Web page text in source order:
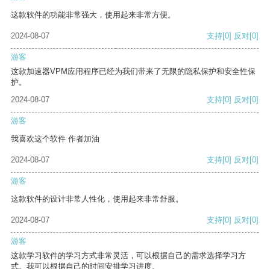
这款软件的功能非常强大，使用起来非常方便。
2024-08-07 支持[0] 反对[0]
游客
这款加速器VPM应用程序已经为我们带来了无限的隐私保护和安全性保
护。
2024-08-07
支持[0] 反对[0]
游客
我喜欢这个软件 作者加油
2024-08-07 支持[0] 反对[0]
游客
这款软件的设计非常人性化，使用起来非常舒服。
2024-08-07 支持[0] 反对[0]
游客
这款学习软件的学习方式非常灵活，可以根据自己的需求选择学习方
式。我可以根据自己的时间安排学习进度。